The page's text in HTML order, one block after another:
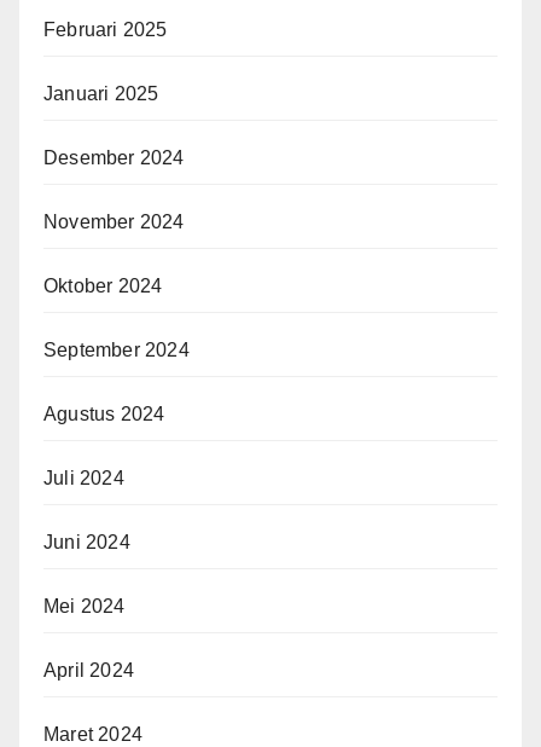
Februari 2025
Januari 2025
Desember 2024
November 2024
Oktober 2024
September 2024
Agustus 2024
Juli 2024
Juni 2024
Mei 2024
April 2024
Maret 2024